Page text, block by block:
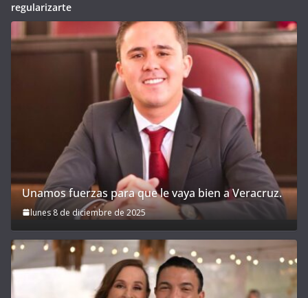
regularizarte
Unamos fuerzas para que le vaya bien a Veracruz.
lunes 8 de diciembre de 2025